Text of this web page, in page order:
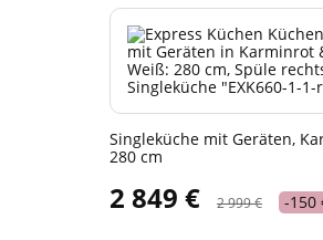
Singleküche mit Geräten,
280 cm
2 849 € 2 999 € -150